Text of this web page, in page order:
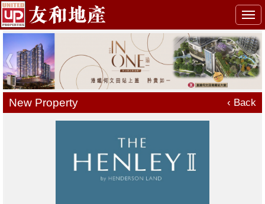
New Property ‹ Back